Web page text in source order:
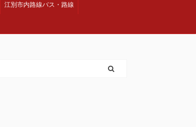
江別市内路線バス・路線